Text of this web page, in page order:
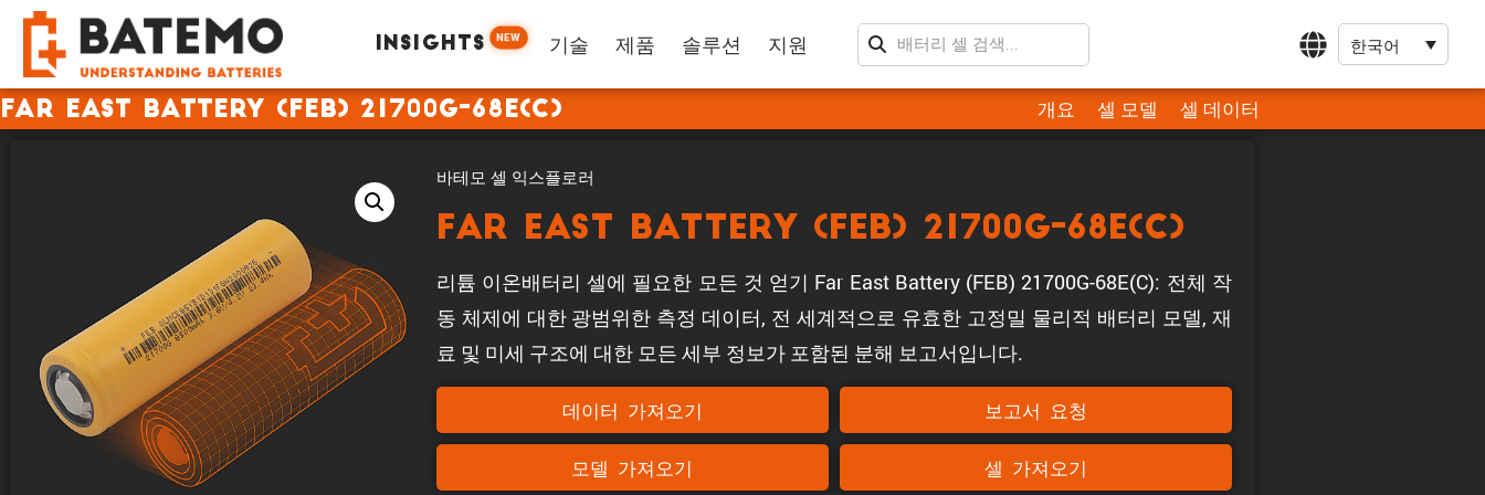
INSIGHTS NEW 기술 제품 솔루션 지원 한국어
Far East Battery (FEB) 21700G-68E(C) 개요 셀 모델 셀 데이터
바테모 셀 익스플로러
Far East Battery (FEB) 21700G-68E(C)
리튬 이온배터리 셀에 필요한 모든 것 얻기 Far East Battery (FEB) 21700G-68E(C): 전체 작
동 체제에 대한 광범위한 측정 데이터, 전 세계적으로 유효한 고정밀 물리적 배터리 모델, 재
료 및 미세 구조에 대한 모든 세부 정보가 포함된 분해 보고서입니다.
데이터 가져오기 보고서 요청
모델 가져오기 셀 가져오기